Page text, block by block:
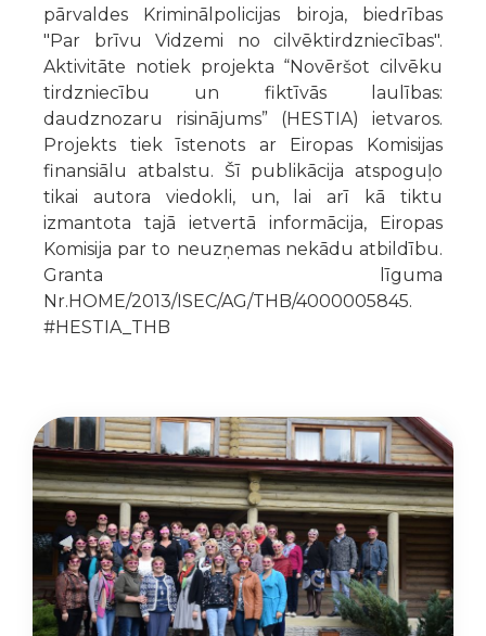
pārvaldes Kriminālpolicijas biroja, biedrības
"Par brīvu Vidzemi no cilvēktirdzniecības".
Aktivitāte notiek projekta “Novēršot cilvēku
tirdzniecību un fiktīvās laulības:
daudznozaru risinājums” (HESTIA) ietvaros.
Projekts tiek īstenots ar Eiropas Komisijas
finansiālu atbalstu. Šī publikācija atspoguļo
tikai autora viedokli, un, lai arī kā tiktu
izmantota tajā ietvertā informācija, Eiropas
Komisija par to neuzņemas nekādu atbildību.
Granta līguma
Nr.HOME/2013/ISEC/AG/THB/4000005845.
#HESTIA_THB